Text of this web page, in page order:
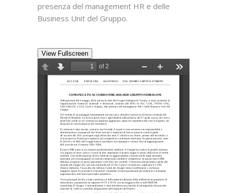
presenza del management HR e delle
Business Unit del Gruppo.
View Fullscreen